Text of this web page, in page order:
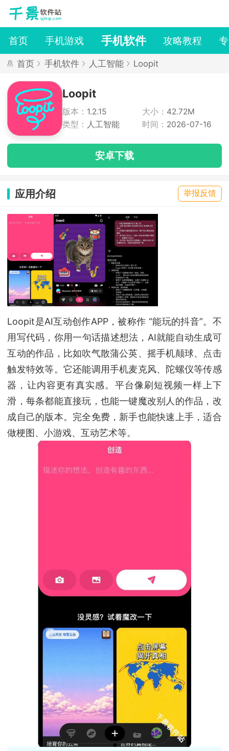
首页 手机游戏 手机软件 攻略教程
首页 手机软件 人工智能 Loopit
Loopit
版本： 1.2.15 大小： 42.72M
类型： 人工智能 时间： 2026-07-16
安卓下载
应用介绍 举报反馈
Loopit是AI互动创作APP，被称作 “能玩的抖音”。不
用写代码，你用一句话描述想法，AI就能自动生成可
互动的作品，比如吹气散蒲公英、摇手机颠球、点击
触发特效等。它还能调用手机麦克风、陀螺仪等传感
器，让内容更有真实感。平台像刷短视频一样上下
滑，每条都能直接玩，也能一键魔改别人的作品，改
成自己的版本。完全免费，新手也能快速上手，适合
做梗图、小游戏、互动艺术等。